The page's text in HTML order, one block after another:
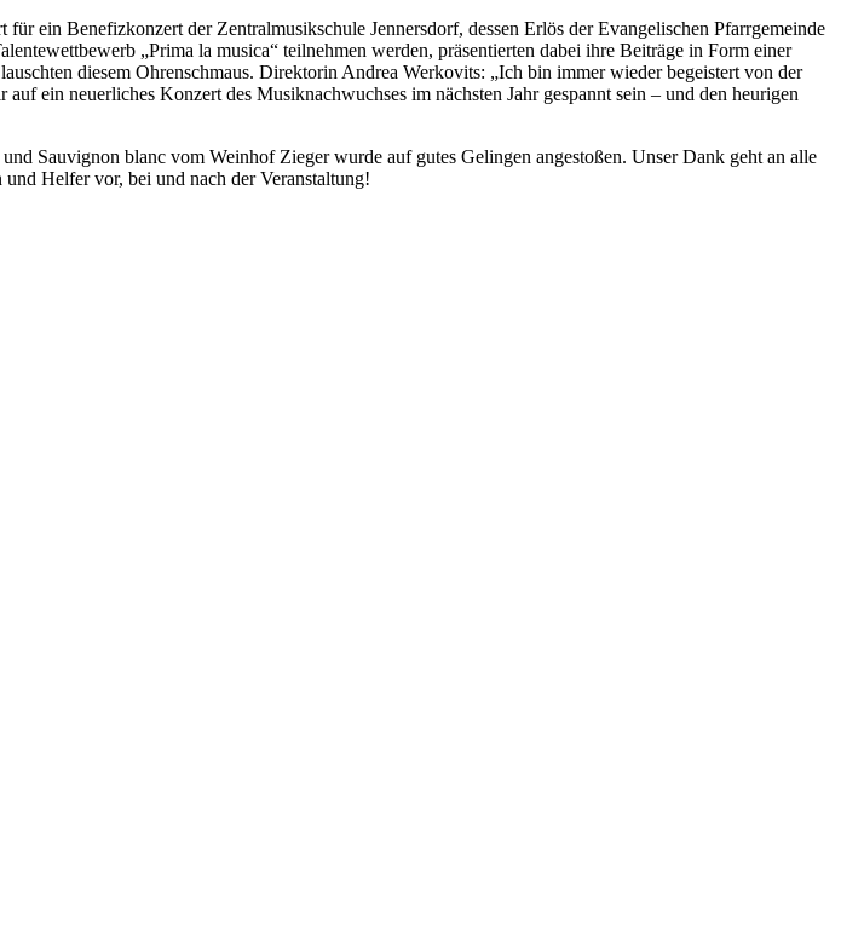
ein Benefizkonzert der Zentralmusikschule Jennersdorf, dessen Erlös der Evangelischen Pfarrgemeinde
„Prima la musica“ teilnehmen werden, präsentierten dabei ihre Beiträge in Form einer
diesem Ohrenschmaus. Direktorin Andrea Werkovits: „Ich bin immer wieder begeistert von der
ein neuerliches Konzert des Musiknachwuchses im nächsten Jahr gespannt sein – und den heurigen
Sauvignon blanc vom Weinhof Zieger wurde auf gutes Gelingen angestoßen. Unser Dank geht an alle
Helfer vor, bei und nach der Veranstaltung!